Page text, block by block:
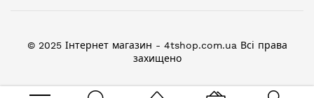
© 2025 Інтернет магазин - 4tshop.com.ua Всі права
захищено